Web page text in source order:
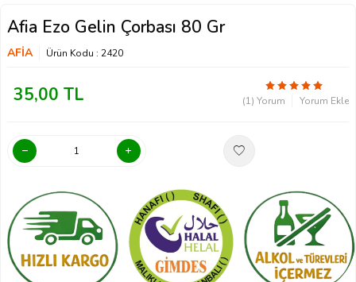
Afia Ezo Gelin Çorbası 80 Gr
AFİA Ürün Kodu : 2420
35,00 TL (1) Yorum Yorum Ekle